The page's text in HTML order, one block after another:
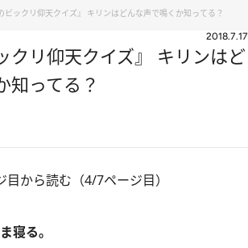
ビックリ仰天クイズ』 キリンはどんな声で鳴くか知ってる？
2018.7.17
クリ仰天クイズ』 キリンはど
知ってる？
から読む（4/7ページ目）
寝る。